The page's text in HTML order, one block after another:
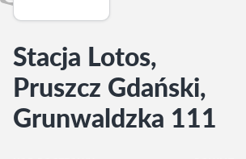
Stacja Lotos,
Pruszcz Gdański,
Grunwaldzka 111